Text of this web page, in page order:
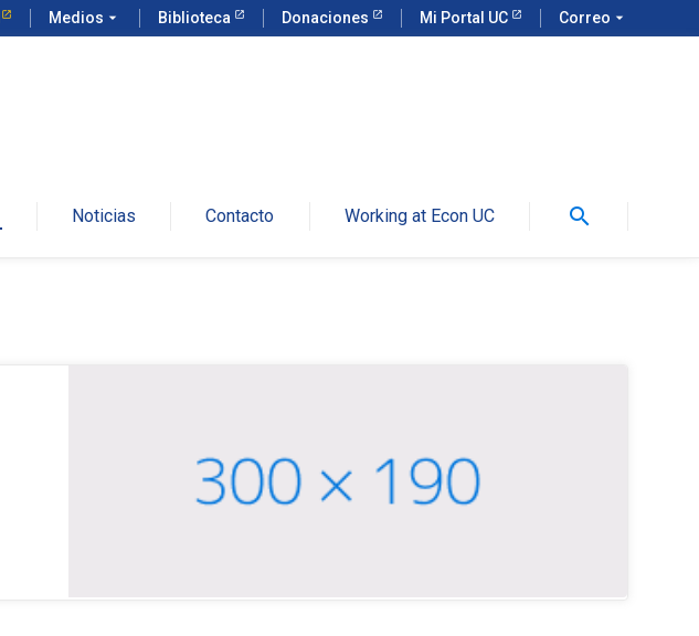
Medios arrow_drop_down Biblioteca Donaciones Mi Portal UC Correo arrow_drop_down
Noticias Contacto Working at Econ UC search